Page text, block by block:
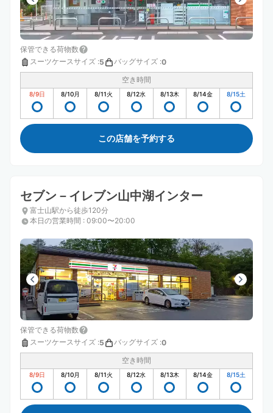
保管できる荷物数
スーツケースサイズ :5 バッグサイズ :0
空き時間
8/9日 8/10月 8/11火 8/12水 8/13木 8/14金 8/15土
この店舗を予約する
セブン－イレブン山中湖インター
富士山駅から徒歩120分
本日の営業時間 : 09:00〜20:00
保管できる荷物数
スーツケースサイズ :5 バッグサイズ :0
空き時間
8/9日 8/10月 8/11火 8/12水 8/13木 8/14金 8/15土